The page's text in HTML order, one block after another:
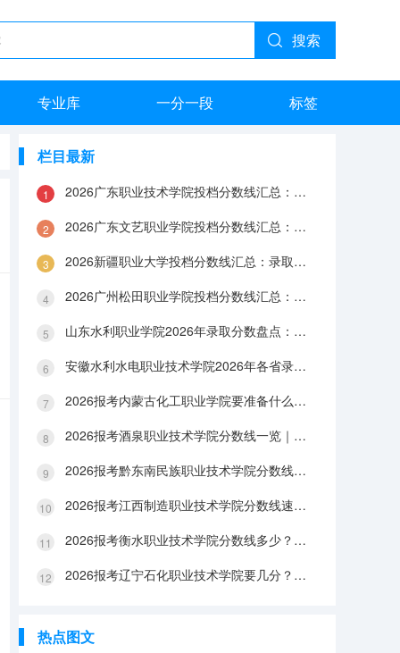
搜索
专业库 一分一段 标签
栏目最新
2026广东职业技术学院投档分数线汇总：录取分数、报到与就业数据
2026广东文艺职业学院投档分数线汇总：录取分数、报到与就业数据
2026新疆职业大学投档分数线汇总：录取分数、报到与就业数据
2026广州松田职业学院投档分数线汇总：录取分数、报到与就业数据
山东水利职业学院2026年录取分数盘点：宿舍、费用、就业与FAQ
安徽水利水电职业技术学院2026年各省录取分数：报到手续、费用与就业数据
2026报考内蒙古化工职业学院要准备什么？分数线与入学全攻略
2026报考酒泉职业技术学院分数线一览｜手续办理与FAQ解答
2026报考黔东南民族职业技术学院分数线参考｜生活条件与入学流程
2026报考江西制造职业技术学院分数线速查｜生活成本与FAQ解答
2026报考衡水职业技术学院分数线多少？附报到流程与生活指南
2026报考辽宁石化职业技术学院要几分？分数线与生活成本详解
热点图文